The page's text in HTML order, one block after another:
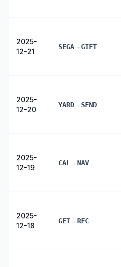
2025-
12-21
SEGA→GIFT
2025-
12-20
YARD→ SEND
2025-
12-19
CAL →NAV
2025-
12-18
GET→ RFC